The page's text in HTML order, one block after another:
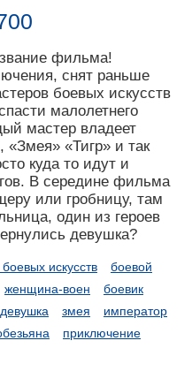
фильма!
снят раньше
боевых искусств
малолетнего
мастер владеет
«Тигр» и так
куда то идут и
В середине фильма
или гробницу, там
один из героев
девушка?
искусств
боевой
женщина-воен
боевик
девушка змея
император
приключение